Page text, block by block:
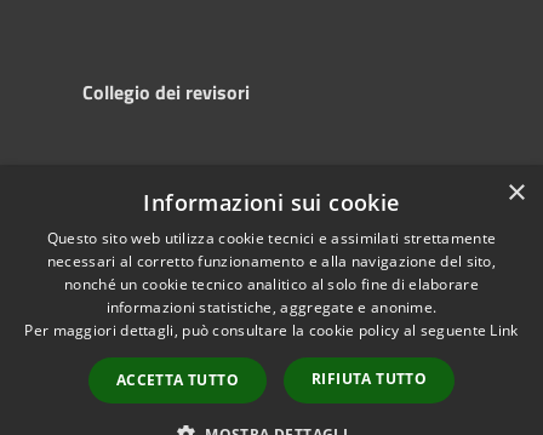
Collegio dei revisori
Accessibility
Privacy
Cookie
Sitemap
Copyright © 2025
Autorità di
Sistema Portuale
del Mare Adriatico
Centrale
Powered by
Municipium
Accesso redazione
×
Informazioni sui cookie
Questo sito web utilizza cookie tecnici e assimilati strettamente
necessari al corretto funzionamento e alla navigazione del sito,
nonché un cookie tecnico analitico al solo fine di elaborare
informazioni statistiche, aggregate e anonime.
Per maggiori dettagli, può consultare la cookie policy al seguente Link
ACCETTA TUTTO RIFIUTA TUTTO